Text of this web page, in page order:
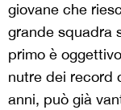
giovane che
grande squadra
primo è
nutre dei record
anni, può già